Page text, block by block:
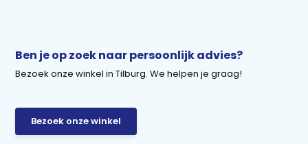
Ben je op zoek naar persoonlijk advies?
Bezoek onze winkel in Tilburg. We helpen je graag!
Bezoek onze winkel